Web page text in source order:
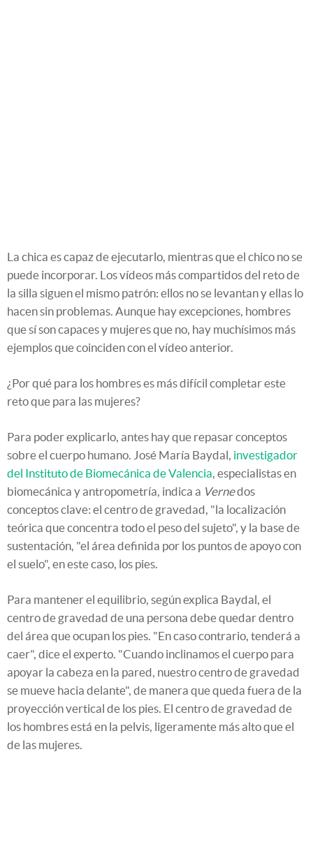
La chica es capaz de ejecutarlo, mientras que el chico no se
puede incorporar. Los vídeos más compartidos del reto de
la silla siguen el mismo patrón: ellos no se levantan y ellas lo
hacen sin problemas. Aunque hay excepciones, hombres
que sí son capaces y mujeres que no, hay muchísimos más
ejemplos que coinciden con el vídeo anterior.
¿Por qué para los hombres es más difícil completar este
reto que para las mujeres?
Para poder explicarlo, antes hay que repasar conceptos
sobre el cuerpo humano. José María Baydal, investigador
del Instituto de Biomecánica de Valencia, especialistas en
biomecánica y antropometría, indica a Vernedos
conceptos clave: el centro de gravedad, "la localización
teórica que concentra todo el peso del sujeto", y la base de
sustentación, "el área definida por los puntos de apoyo con
el suelo", en este caso, los pies.
Para mantener el equilibrio, según explica Baydal, el
centro de gravedad de una persona debe quedar dentro
del área que ocupan los pies. "En caso contrario, tenderá a
caer", dice el experto. "Cuando inclinamos el cuerpo para
apoyar la cabeza en la pared, nuestro centro de gravedad
se mueve hacia delante", de manera que queda fuera de la
proyección vertical de los pies. El centro de gravedad de
los hombres está en la pelvis, ligeramente más alto que el
de las mujeres.